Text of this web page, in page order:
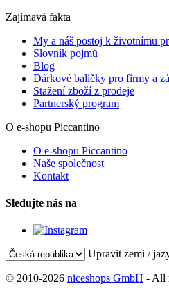
Zajímavá fakta
My a náš postoj k životnímu
Slovník pojmů
Blog
Dárkové balíčky pro firmy a
Stažení zboží z prodeje
Partnerský program
O e-shopu Piccantino
O e-shopu Piccantino
Naše společnost
Kontakt
Sledujte nás na
Upravit zemi /
© 2010-2026 niceshops GmbH - All